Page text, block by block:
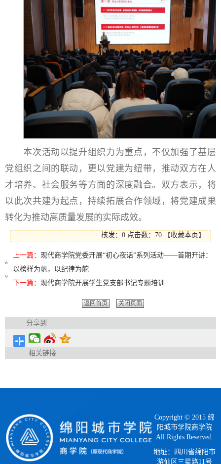
本次活动以提升组织力为重点，不仅加强了基层
党组织之间的联动，更以党建为纽带，推动双方在人
才培养、社会服务等方面的深度融合。双方表示，将
以此次共建为起点，持续拓展合作领域，将党建成果
转化为推动高质量发展的实际成效。
核发：0 点击数： 70 【收藏本页】
上一篇： 现代商学院党委开展“初心夜话”系列活动——首期开讲：
以榜样为帆，以纪律为舵
下一篇： 现代商学院开展学生党支部书记专题培训
返回首页 关闭页面
分享到
相关链接
Copyright © 2015 绵
阳城市学院商学院
All Rights Reserved.
地址：四川省绵阳市
游仙区三星路11号